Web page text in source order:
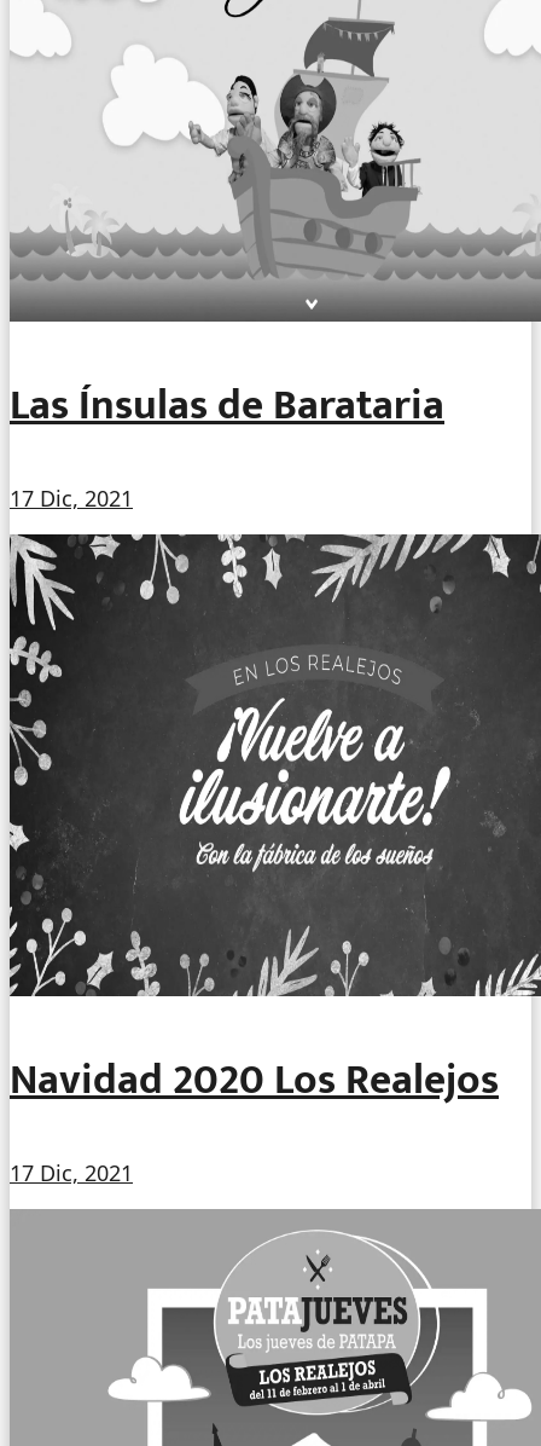
Las Ínsulas de Barataria
17 Dic, 2021
Navidad 2020 Los Realejos
17 Dic, 2021